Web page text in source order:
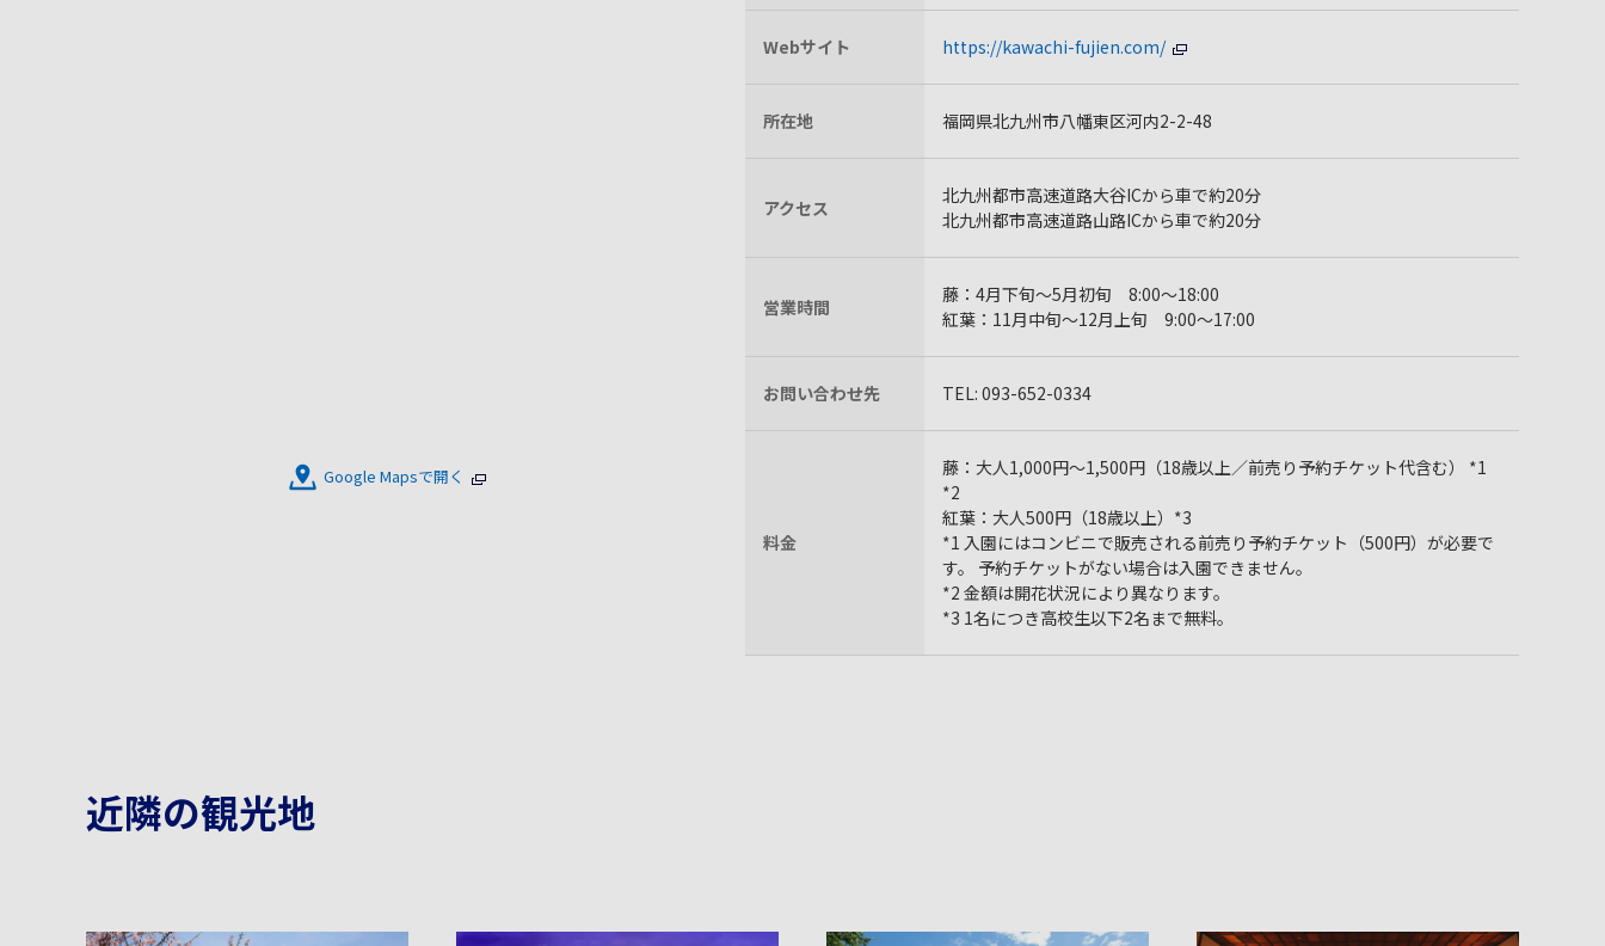
Google Mapsで開く
Webサイト https://kawachi-fujien.com/
所在地 福岡県北九州市八幡東区河内2-2-48
アクセス
北九州都市高速道路大谷ICから車で約20分
北九州都市高速道路山路ICから車で約20分
営業時間
藤：4月下旬～5月初旬 8:00～18:00
紅葉：11月中旬〜12月上旬 9:00～17:00
お問い合わせ先 TEL: 093-652-0334
料金
藤：大人1,000円～1,500円（18歳以上／前売り予約チケット代含む） *1
*2
紅葉：大人500円（18歳以上）*3
*1 入園にはコンビニで販売される前売り予約チケット（500円）が必要で
す。 予約チケットがない場合は入園できません。
*2 金額は開花状況により異なります。
*3 1名につき高校生以下2名まで無料。
近隣の観光地